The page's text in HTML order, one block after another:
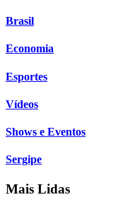
Brasil
Economia
Esportes
Vídeos
Shows e Eventos
Sergipe
Mais Lidas